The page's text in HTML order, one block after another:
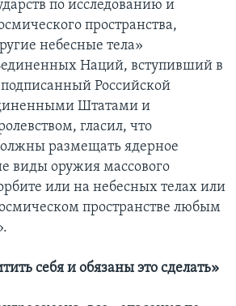
по исследованию и
пространства,
небесные тела»
Наций, вступивший в
подписанный Российской
Штатами и
гласил, что
размещать ядерное
виды оружия массового
или на небесных телах или
пространстве любым
себя и обязаны это сделать»